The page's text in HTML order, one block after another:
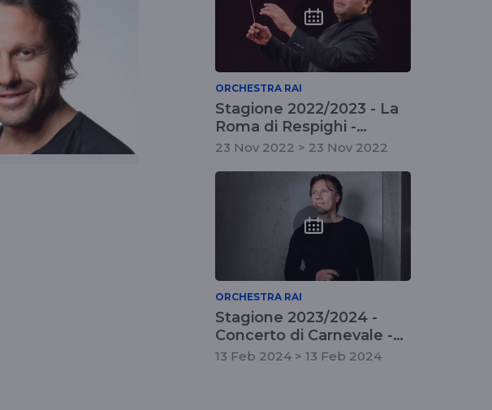
ORCHESTRA RAI
Stagione 2022/2023 - La
Roma di Respighi -
concerto fuori
23 Nov 2022 > 23 Nov 2022
ORCHESTRA RAI
Stagione 2023/2024 -
Concerto di Carnevale -
fuori abbonamento
13 Feb 2024 > 13 Feb 2024